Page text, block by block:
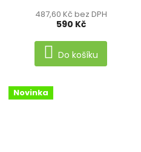
487,60 Kč bez DPH
590 Kč
Do košíku
Novinka